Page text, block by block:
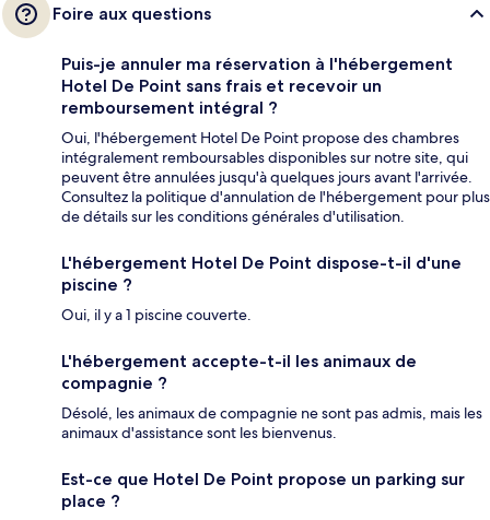
Foire aux questions
Puis-je annuler ma réservation à l'hébergement
Hotel De Point sans frais et recevoir un
remboursement intégral ?
Oui, l'hébergement Hotel De Point propose des chambres
intégralement remboursables disponibles sur notre site, qui
peuvent être annulées jusqu'à quelques jours avant l'arrivée.
Consultez la politique d'annulation de l'hébergement pour plus
de détails sur les conditions générales d'utilisation.
L'hébergement Hotel De Point dispose-t-il d'une
piscine ?
Oui, il y a 1 piscine couverte.
L'hébergement accepte-t-il les animaux de
compagnie ?
Désolé, les animaux de compagnie ne sont pas admis, mais les
animaux d'assistance sont les bienvenus.
Est-ce que Hotel De Point propose un parking sur
place ?